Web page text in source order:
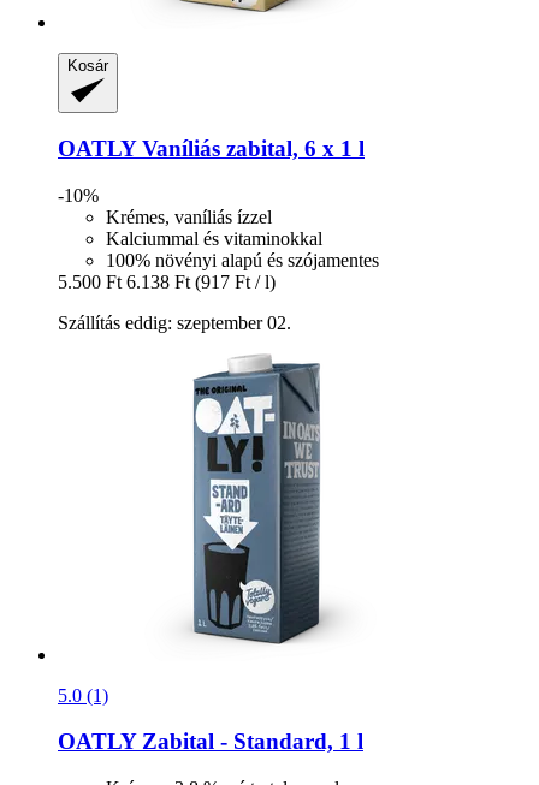
Kosár
OATLYVaníliás zabital, 6 x 1 l
-10%
Krémes, vaníliás ízzel
Kalciummal és vitaminokkal
100% növényi alapú és szójamentes
5.500 Ft 6.138 Ft (917 Ft / l)
Szállítás eddig: szeptember 02.
5.0 (1)
OATLYZabital -​ Standard, 1 l